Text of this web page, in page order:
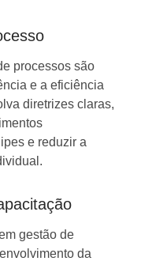
processos são
e a eficiência
diretrizes claras,
e reduzir a
gestão de
da